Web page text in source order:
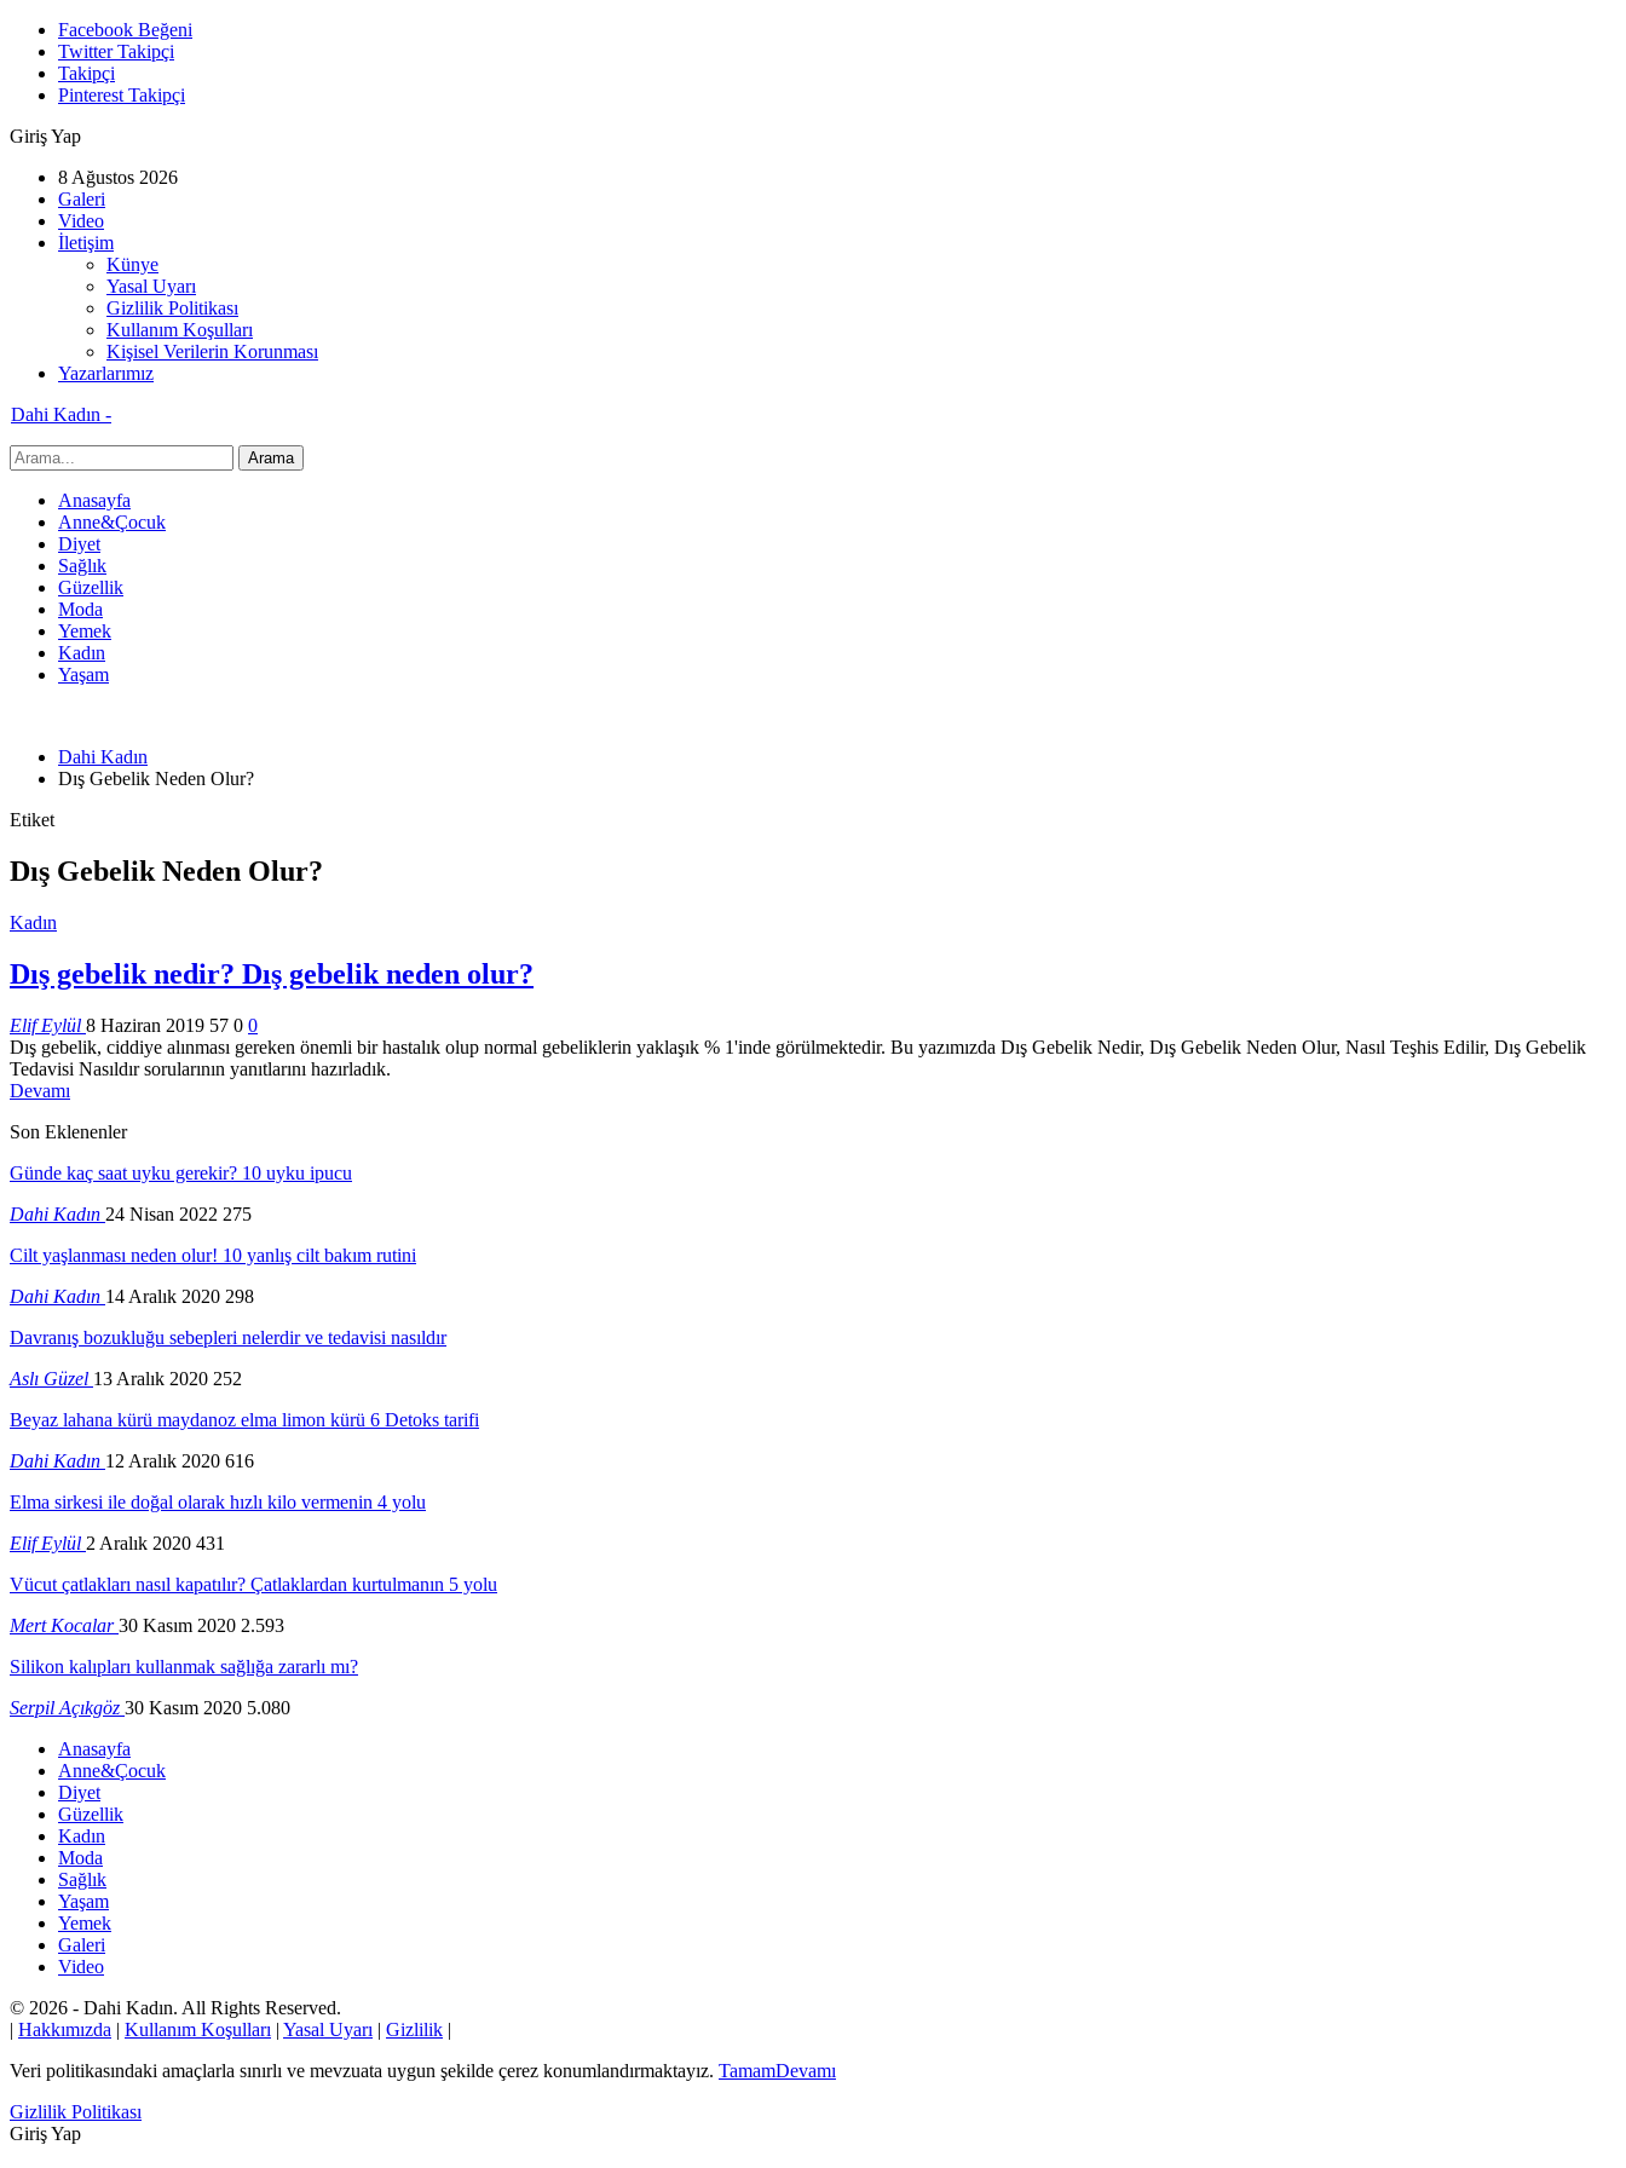
Facebook Beğeni
Twitter Takipçi
Takipçi
Pinterest Takipçi
Giriş Yap
8 Ağustos 2026
Galeri
Video
İletişim
Künye
Yasal Uyarı
Gizlilik Politikası
Kullanım Koşulları
Kişisel Verilerin Korunması
Yazarlarımız
Dahi Kadın -
Anasayfa
Anne&Çocuk
Diyet
Sağlık
Güzellik
Moda
Yemek
Kadın
Yaşam
Dahi Kadın
Dış Gebelik Neden Olur?
Etiket
Dış Gebelik Neden Olur?
Kadın
Dış gebelik nedir? Dış gebelik neden olur?
Elif Eylül 8 Haziran 2019 57 0 0
Dış gebelik, ciddiye alınması gereken önemli bir hastalık olup normal gebeliklerin yaklaşık % 1'inde görülmektedir. Bu yazımızda Dış Gebelik Nedir, Dış Gebelik Neden Olur, Nasıl Teşhis Edilir, Dış Gebelik
Tedavisi Nasıldır sorularının yanıtlarını hazırladık.
Devamı
Son Eklenenler
Günde kaç saat uyku gerekir? 10 uyku ipucu
Dahi Kadın 24 Nisan 2022 275
Cilt yaşlanması neden olur! 10 yanlış cilt bakım rutini
Dahi Kadın 14 Aralık 2020 298
Davranış bozukluğu sebepleri nelerdir ve tedavisi nasıldır
Aslı Güzel 13 Aralık 2020 252
Beyaz lahana kürü maydanoz elma limon kürü 6 Detoks tarifi
Dahi Kadın 12 Aralık 2020 616
Elma sirkesi ile doğal olarak hızlı kilo vermenin 4 yolu
Elif Eylül 2 Aralık 2020 431
Vücut çatlakları nasıl kapatılır? Çatlaklardan kurtulmanın 5 yolu
Mert Kocalar30 Kasım 2020 2.593
Silikon kalıpları kullanmak sağlığa zararlı mı?
Serpil Açıkgöz 30 Kasım 2020 5.080
Anasayfa
Anne&Çocuk
Diyet
Güzellik
Kadın
Moda
Sağlık
Yaşam
Yemek
Galeri
Video
© 2026 - Dahi Kadın. All Rights Reserved.
| Hakkımızda | Kullanım Koşulları | Yasal Uyarı | Gizlilik |
Veri politikasındaki amaçlarla sınırlı ve mevzuata uygun şekilde çerez konumlandırmaktayız. TamamDevamı
Gizlilik Politikası
Giriş Yap